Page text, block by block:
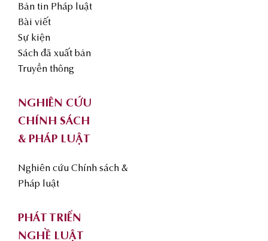
Bản tin Pháp luật
Bài viết
Sự kiện
Sách đã xuất bản
Truyền thông
NGHIÊN CỨU
CHÍNH SÁCH
& PHÁP LUẬT
Nghiên cứu Chính sách &
Pháp luật
PHÁT TRIỂN
NGHỀ LUẬT